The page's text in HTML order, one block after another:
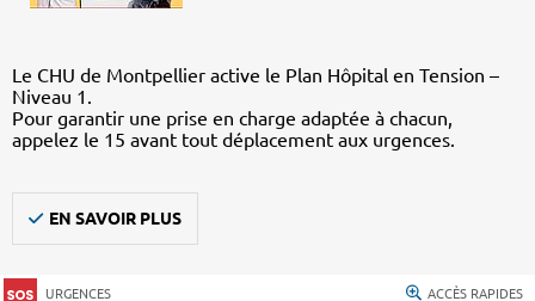
Le CHU de Montpellier active le Plan Hôpital en Tension –
Niveau 1.
Pour garantir une prise en charge adaptée à chacun,
appelez le 15 avant tout déplacement aux urgences.
EN SAVOIR PLUS
URGENCES ACCÈS RAPIDES